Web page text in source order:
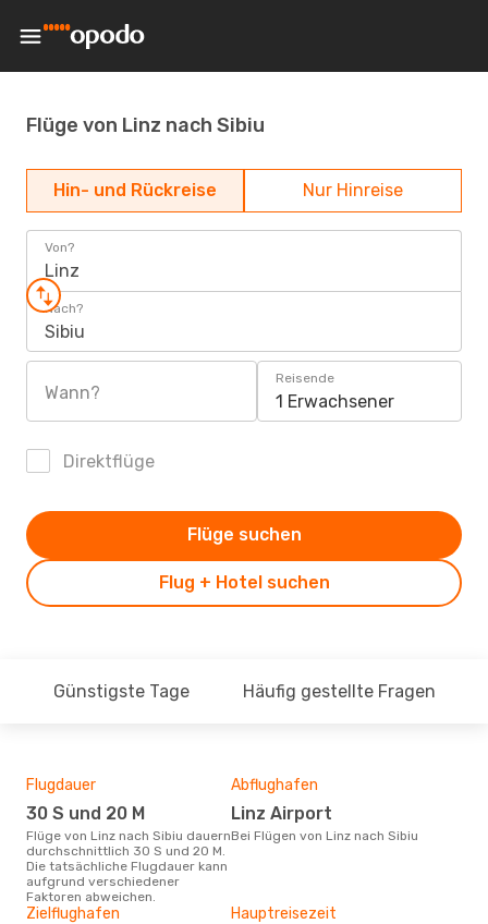
Flüge von Linz nach Sibiu
Hin- und Rückreise Nur Hinreise
Von?
Linz
Nach?
Sibiu
Wann?
Reisende
1 Erwachsener
Direktflüge
Flug + Hotel suchen
Flüge suchen
Günstigste Tage Häufig gestellte Fragen
Flugdauer
30 S und 20 M
Flüge von Linz nach Sibiu dauern
durchschnittlich 30 S und 20 M.
Die tatsächliche Flugdauer kann
aufgrund verschiedener
Faktoren abweichen.
Abflughafen
Linz Airport
Bei Flügen von Linz nach Sibiu
Zielflughafen Hauptreisezeit